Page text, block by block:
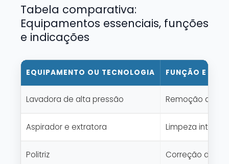
Tabela comparativa:
Equipamentos essenciais, funções
e indicações
EQUIPAMENTO OU TECNOLOGIA FUNÇÃO E
Lavadora de alta pressão Remoção de
Aspirador e extratora Limpeza
Politriz Correção de